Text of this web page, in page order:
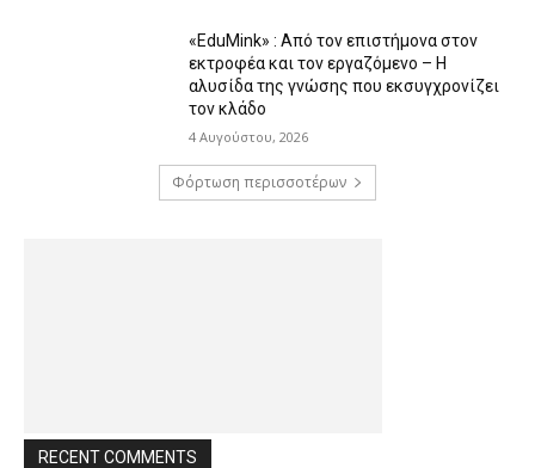
«EduMink» : Από τον επιστήμονα στον
εκτροφέα και τον εργαζόμενο – Η
αλυσίδα της γνώσης που εκσυγχρονίζει
τον κλάδο
4 Αυγούστου, 2026
Φόρτωση περισσοτέρων
RECENT COMMENTS